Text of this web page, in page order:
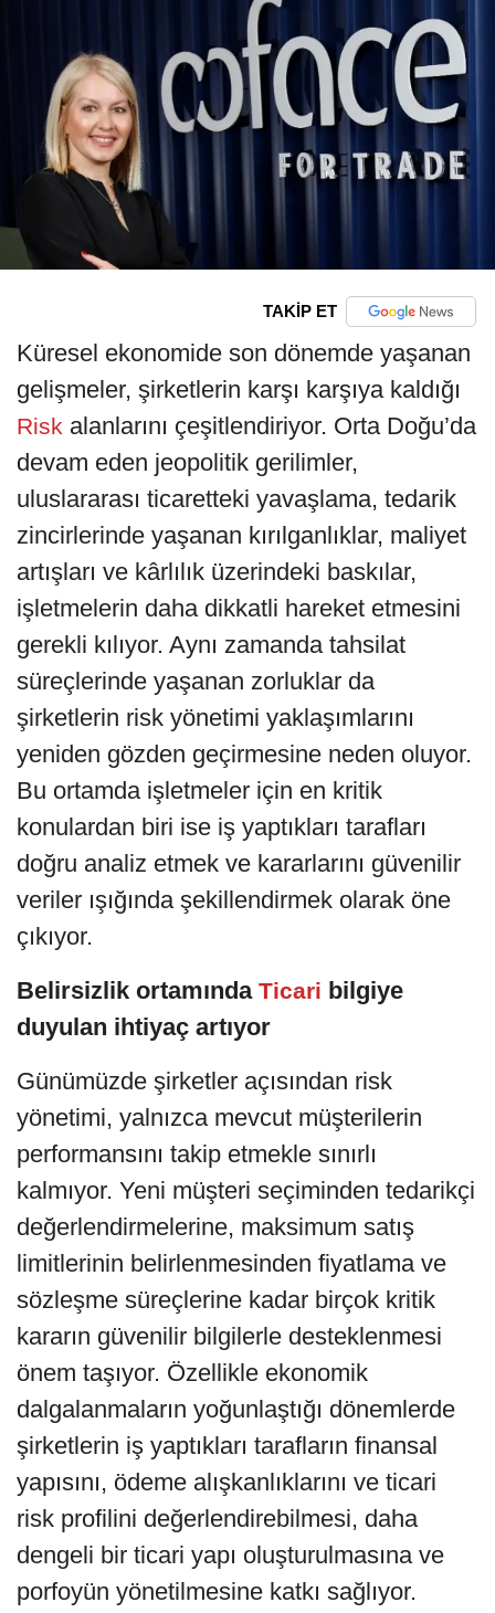
TAKİP ET
Küresel ekonomide son dönemde yaşanan
gelişmeler, şirketlerin karşı karşıya kaldığı
Risk alanlarını çeşitlendiriyor. Orta Doğu’da
devam eden jeopolitik gerilimler,
uluslararası ticaretteki yavaşlama, tedarik
zincirlerinde yaşanan kırılganlıklar, maliyet
artışları ve kârlılık üzerindeki baskılar,
işletmelerin daha dikkatli hareket etmesini
gerekli kılıyor. Aynı zamanda tahsilat
süreçlerinde yaşanan zorluklar da
şirketlerin risk yönetimi yaklaşımlarını
yeniden gözden geçirmesine neden oluyor.
Bu ortamda işletmeler için en kritik
konulardan biri ise iş yaptıkları tarafları
doğru analiz etmek ve kararlarını güvenilir
veriler ışığında şekillendirmek olarak öne
çıkıyor.
Belirsizlik ortamında Ticari bilgiye
duyulan ihtiyaç artıyor
Günümüzde şirketler açısından risk
yönetimi, yalnızca mevcut müşterilerin
performansını takip etmekle sınırlı
kalmıyor. Yeni müşteri seçiminden tedarikçi
değerlendirmelerine, maksimum satış
limitlerinin belirlenmesinden fiyatlama ve
sözleşme süreçlerine kadar birçok kritik
kararın güvenilir bilgilerle desteklenmesi
önem taşıyor. Özellikle ekonomik
dalgalanmaların yoğunlaştığı dönemlerde
şirketlerin iş yaptıkları tarafların finansal
yapısını, ödeme alışkanlıklarını ve ticari
risk profilini değerlendirebilmesi, daha
dengeli bir ticari yapı oluşturulmasına ve
porfoyün yönetilmesine katkı sağlıyor.